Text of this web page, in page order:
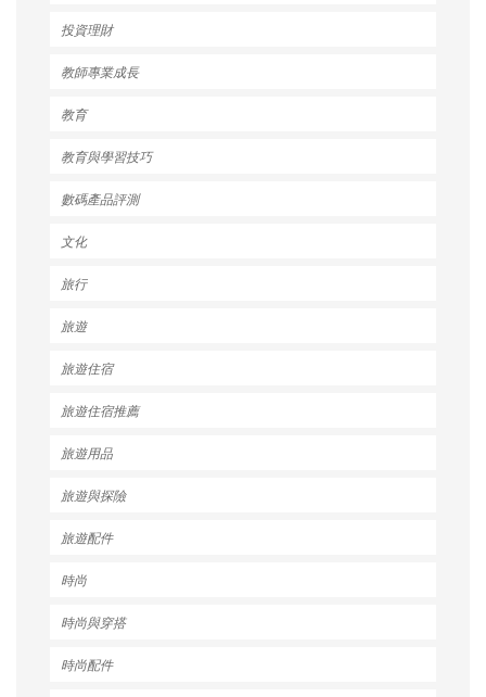
投資理財
教師專業成長
教育
教育與學習技巧
數碼產品評測
文化
旅行
旅遊
旅遊住宿
旅遊住宿推薦
旅遊用品
旅遊與探險
旅遊配件
時尚
時尚與穿搭
時尚配件